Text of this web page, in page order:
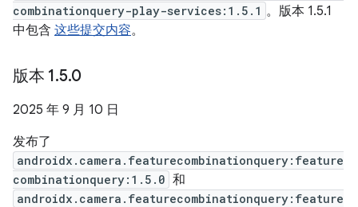
combinationquery-play-services:1.5.1 。版本 1.5.1
中包含 这些提交内容。
版本 1.5.0
2025 年 9 月 10 日
发布了
androidx.camera.featurecombinationquery:feature
combinationquery:1.5.0 和
androidx.camera.featurecombinationquery:feature